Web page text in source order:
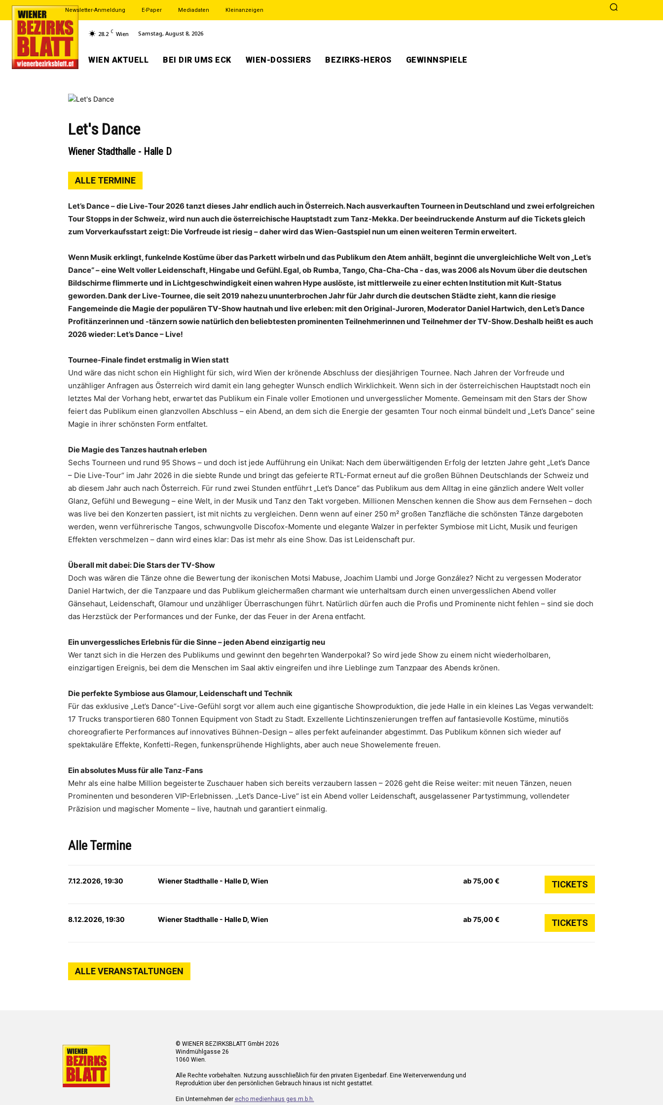
Newsletter-Anmeldung E-Paper Mediadaten Kleinanzeigen
28.2 C Wien Samstag, August 8, 2026
WIEN AKTUELL BEI DIR UMS ECK WIEN-DOSSIERS BEZIRKS-HEROS GEWINNSPIELE
Let's Dance
Wiener Stadthalle - Halle D
ALLE TERMINE
Let’s Dance – die Live-Tour 2026 tanzt dieses Jahr endlich auch in Österreich. Nach ausverkauften Tourneen in Deutschland und zwei erfolgreichen
Tour Stopps in der Schweiz, wird nun auch die österreichische Hauptstadt zum Tanz-Mekka. Der beeindruckende Ansturm auf die Tickets gleich
zum Vorverkaufsstart zeigt: Die Vorfreude ist riesig – daher wird das Wien-Gastspiel nun um einen weiteren Termin erweitert.
Wenn Musik erklingt, funkelnde Kostüme über das Parkett wirbeln und das Publikum den Atem anhält, beginnt die unvergleichliche Welt von „Let’s
Dance“ – eine Welt voller Leidenschaft, Hingabe und Gefühl. Egal, ob Rumba, Tango, Cha-Cha-Cha - das, was 2006 als Novum über die deutschen
Bildschirme flimmerte und in Lichtgeschwindigkeit einen wahren Hype auslöste, ist mittlerweile zu einer echten Institution mit Kult-Status
geworden. Dank der Live-Tournee, die seit 2019 nahezu ununterbrochen Jahr für Jahr durch die deutschen Städte zieht, kann die riesige
Fangemeinde die Magie der populären TV-Show hautnah und live erleben: mit den Original-Juroren, Moderator Daniel Hartwich, den Let’s Dance
Profitänzerinnen und -tänzern sowie natürlich den beliebtesten prominenten Teilnehmerinnen und Teilnehmer der TV-Show. Deshalb heißt es auch
2026 wieder: Let’s Dance – Live!
Tournee-Finale findet erstmalig in Wien statt
Und wäre das nicht schon ein Highlight für sich, wird Wien der krönende Abschluss der diesjährigen Tournee. Nach Jahren der Vorfreude und
unzähliger Anfragen aus Österreich wird damit ein lang gehegter Wunsch endlich Wirklichkeit. Wenn sich in der österreichischen Hauptstadt noch ein
letztes Mal der Vorhang hebt, erwartet das Publikum ein Finale voller Emotionen und unvergesslicher Momente. Gemeinsam mit den Stars der Show
feiert das Publikum einen glanzvollen Abschluss – ein Abend, an dem sich die Energie der gesamten Tour noch einmal bündelt und „Let’s Dance“ seine
Magie in ihrer schönsten Form entfaltet.
Die Magie des Tanzes hautnah erleben
Sechs Tourneen und rund 95 Shows – und doch ist jede Aufführung ein Unikat: Nach dem überwältigenden Erfolg der letzten Jahre geht „Let’s Dance
– Die Live-Tour“ im Jahr 2026 in die siebte Runde und bringt das gefeierte RTL-Format erneut auf die großen Bühnen Deutschlands der Schweiz und
ab diesem Jahr auch nach Österreich. Für rund zwei Stunden entführt „Let’s Dance“ das Publikum aus dem Alltag in eine gänzlich andere Welt voller
Glanz, Gefühl und Bewegung – eine Welt, in der Musik und Tanz den Takt vorgeben. Millionen Menschen kennen die Show aus dem Fernsehen – doch
was live bei den Konzerten passiert, ist mit nichts zu vergleichen. Denn wenn auf einer 250 m² großen Tanzfläche die schönsten Tänze dargeboten
werden, wenn verführerische Tangos, schwungvolle Discofox-Momente und elegante Walzer in perfekter Symbiose mit Licht, Musik und feurigen
Effekten verschmelzen – dann wird eines klar: Das ist mehr als eine Show. Das ist Leidenschaft pur.
Überall mit dabei: Die Stars der TV-Show
Doch was wären die Tänze ohne die Bewertung der ikonischen Motsi Mabuse, Joachim Llambi und Jorge González? Nicht zu vergessen Moderator
Daniel Hartwich, der die Tanzpaare und das Publikum gleichermaßen charmant wie unterhaltsam durch einen unvergesslichen Abend voller
Gänsehaut, Leidenschaft, Glamour und unzähliger Überraschungen führt. Natürlich dürfen auch die Profis und Prominente nicht fehlen – sind sie doch
das Herzstück der Performances und der Funke, der das Feuer in der Arena entfacht.
Ein unvergessliches Erlebnis für die Sinne – jeden Abend einzigartig neu
Wer tanzt sich in die Herzen des Publikums und gewinnt den begehrten Wanderpokal? So wird jede Show zu einem nicht wiederholbaren,
einzigartigen Ereignis, bei dem die Menschen im Saal aktiv eingreifen und ihre Lieblinge zum Tanzpaar des Abends krönen.
Die perfekte Symbiose aus Glamour, Leidenschaft und Technik
Für das exklusive „Let’s Dance“-Live-Gefühl sorgt vor allem auch eine gigantische Showproduktion, die jede Halle in ein kleines Las Vegas verwandelt:
17 Trucks transportieren 680 Tonnen Equipment von Stadt zu Stadt. Exzellente Lichtinszenierungen treffen auf fantasievolle Kostüme, minutiös
choreografierte Performances auf innovatives Bühnen-Design – alles perfekt aufeinander abgestimmt. Das Publikum können sich wieder auf
spektakuläre Effekte, Konfetti-Regen, funkensprühende Highlights, aber auch neue Showelemente freuen.
Ein absolutes Muss für alle Tanz-Fans
Mehr als eine halbe Million begeisterte Zuschauer haben sich bereits verzaubern lassen – 2026 geht die Reise weiter: mit neuen Tänzen, neuen
Prominenten und besonderen VIP-Erlebnissen. „Let’s Dance-Live“ ist ein Abend voller Leidenschaft, ausgelassener Partystimmung, vollendeter
Präzision und magischer Momente – live, hautnah und garantiert einmalig.
Alle Termine
7.12.2026, 19:30 Wiener Stadthalle - Halle D, Wien ab 75,00 € TICKETS
8.12.2026, 19:30 Wiener Stadthalle - Halle D, Wien ab 75,00 € TICKETS
ALLE VERANSTALTUNGEN
© WIENER BEZIRKSBLATT GmbH 2026
Windmühlgasse 26
1060 Wien.
Alle Rechte vorbehalten. Nutzung ausschließlich für den privaten Eigenbedarf. Eine Weiterverwendung und
Reproduktion über den persönlichen Gebrauch hinaus ist nicht gestattet.
Ein Unternehmen der echo medienhaus ges.m.b.h.